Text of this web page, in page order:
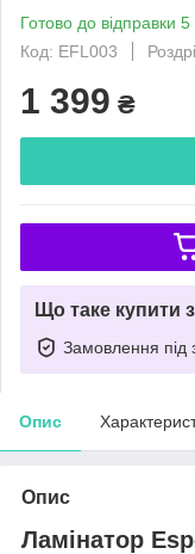
Готово до відправки 5
Код: EFL003
1 399 ₴
Що таке купити
Замовлення під
Опис
Опис
Ламінатор